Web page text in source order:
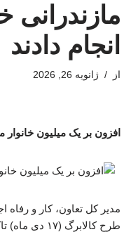
مازندرانی
انجام دادند
از ژانویه 26, 2026
افزون بر یک میلیون خانوار
مدیر کل تعاون، کار و رفاه